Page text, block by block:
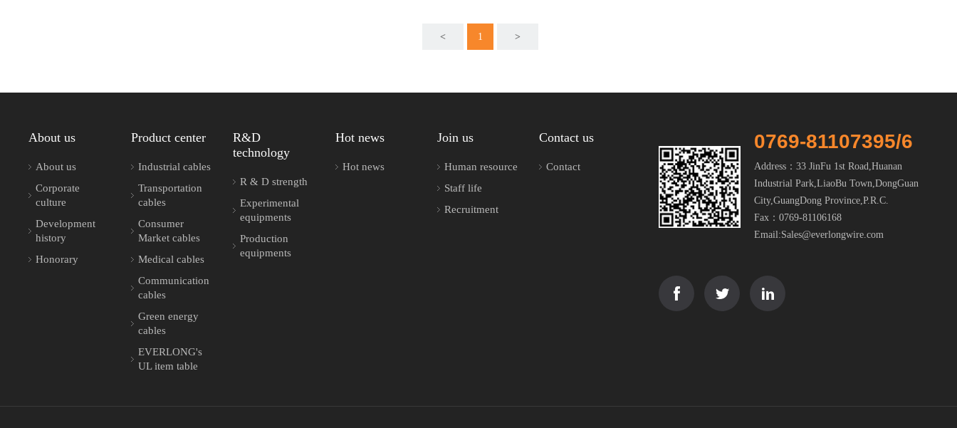
< 1 >
About us
About us
Corporate
culture
Development
history
Honorary
Product center
Industrial cables
Transportation
cables
Consumer
Market cables
Medical cables
Communication
cables
Green energy
cables
EVERLONG's
UL item table
R&D
technology
R & D strength
Experimental
equipments
Production
equipments
Hot news
Hot news
Join us
Human resource
Staff life
Recruitment
Contact us
Contact
0769-81107395/6
Address：33 JinFu 1st Road,Huanan
Industrial Park,LiaoBu Town,DongGuan
City,GuangDong Province,P.R.C.
Fax：0769-81106168
Email:Sales@everlongwire.com